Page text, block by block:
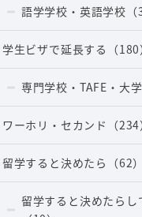
語学学校・英語学校
学生ビザで延長する （180
専門学校・TAFE・大学
ワーホリ・セカンド （234
留学すると決めたら （62）
留学すると決めたらし